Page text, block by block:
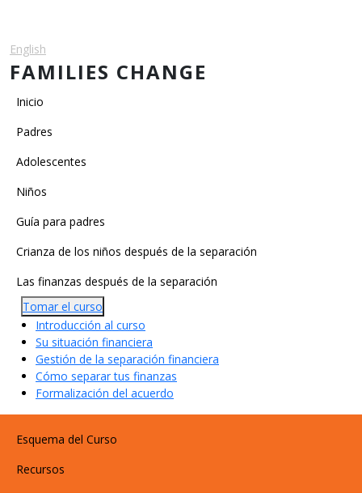
English
FAMILIES CHANGE
Main navigation
Inicio
Padres
Adolescentes
Niños
Main Categories
Guía para padres
Crianza de los niños después de la separación
Las finanzas después de la separación
Tomar el curso
Introducción al curso
Su situación financiera
Gestión de la separación financiera
Cómo separar tus finanzas
Formalización del acuerdo
User account menu
Esquema del Curso
Recursos